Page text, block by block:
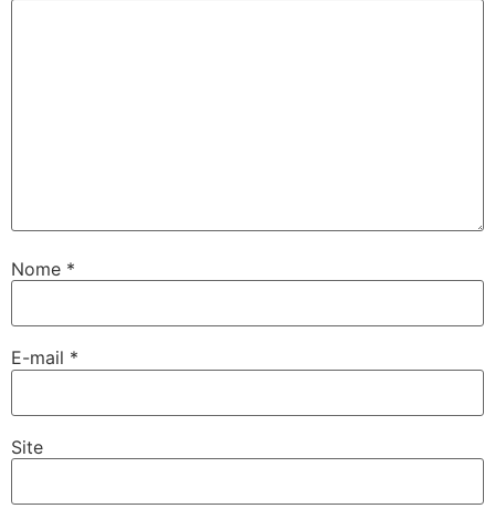
Nome *
E-mail *
Site